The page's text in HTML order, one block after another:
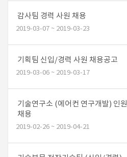
감사팀 경력 사원 채용
2019-03-07 ~ 2019-03-23
기획팀 신입/경력 사원 채용공고
2019-03-06 ~ 2019-03-17
기술연구소 (에어컨 연구개발) 인원
채용
2019-02-26 ~ 2019-04-21